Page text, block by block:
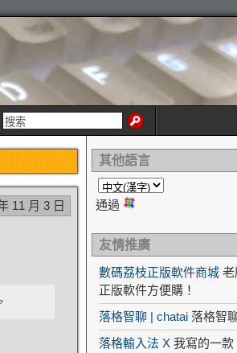
11 月 3 日
其他語言
通過
友情推廣
數碼荔枝正版軟件商城 老
正版軟件方便購！
落格智聊 | chatai 落格智
落格輸入法 X 我寫的一